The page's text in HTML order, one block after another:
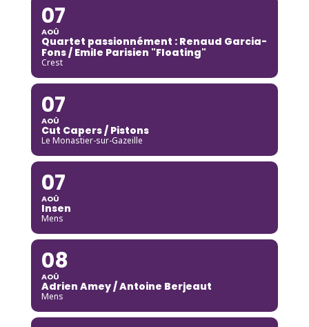
07
AOÛ
Quartet passionnément : Renaud Garcia-
Fons / Emile Parisien "Floating"
Crest
07
AOÛ
Cut Capers / Pistons
Le Monastier-sur-Gazeille
07
AOÛ
Insen
Mens
08
AOÛ
Adrien Amey / Antoine Berjeaut
Mens